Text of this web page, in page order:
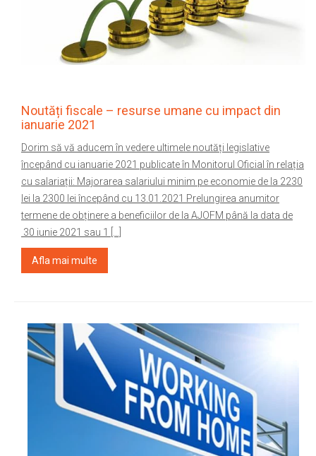
Noutăți fiscale – resurse umane cu impact din
ianuarie 2021
Dorim să vă aducem în vedere ultimele noutăți legislative
începând cu ianuarie 2021 publicate în Monitorul Oficial în relația
cu salariații: Majorarea salariului minim pe economie de la 2230
lei la 2300 lei începând cu 13.01.2021 Prelungirea anumitor
termene de obținere a beneficiilor de la AJOFM până la data de
30 iunie 2021 sau 1 […]
Afla mai multe